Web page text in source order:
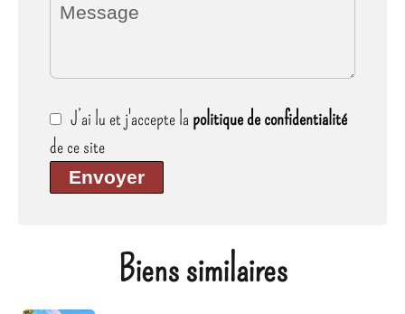
J’ai lu et j'accepte la politique de confidentialité
de ce site
Envoyer
Biens similaires